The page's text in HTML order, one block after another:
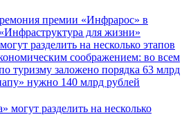
разделить на несколько этапов
соображением: во всем
туризму заложено порядка 63 млрд
нужно 140 млрд рублей